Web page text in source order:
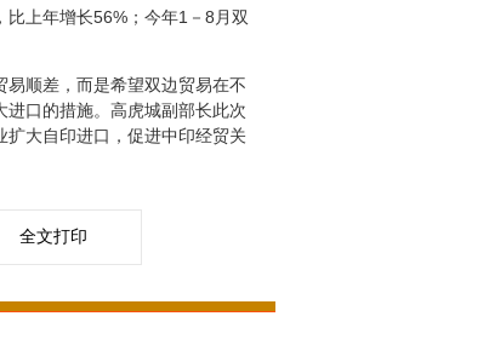
比上年增长56%；今年1 － 8 月双
顺差，而是希望双边贸易在不
口的措施。高虎城副部长此次
大自印进口，促进中印经贸关
全文打印